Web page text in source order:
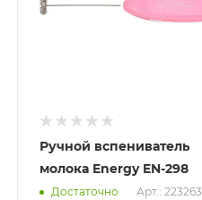
Нет
Ручной вспениватель
молока Energy EN-298
Достаточно Арт.: 223263